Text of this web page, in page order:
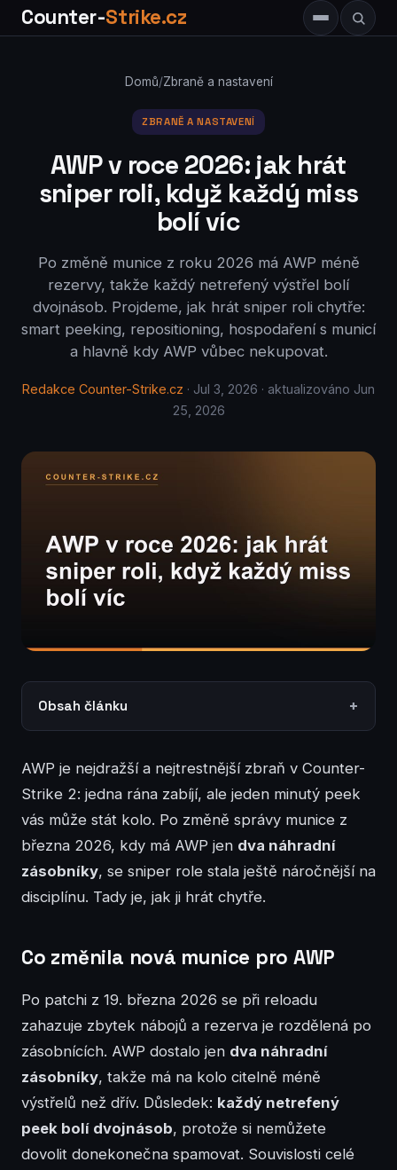
Counter-Strike.cz
Domů/Zbraně a nastavení
ZBRANĚ A NASTAVENÍ
AWP v roce 2026: jak hrát
sniper roli, když každý miss
bolí víc
Po změně munice z roku 2026 má AWP méně
rezervy, takže každý netrefený výstřel bolí
dvojnásob. Projdeme, jak hrát sniper roli chytře:
smart peeking, repositioning, hospodaření s municí
a hlavně kdy AWP vůbec nekupovat.
Redakce Counter-Strike.cz · Jul 3, 2026 · aktualizováno Jun
25, 2026
Obsah článku
AWP je nejdražší a nejtrestnější zbraň v Counter-
Strike 2: jedna rána zabíjí, ale jeden minutý peek
vás může stát kolo. Po změně správy munice z
března 2026, kdy má AWP jen dva náhradní
zásobníky, se sniper role stala ještě náročnější na
disciplínu. Tady je, jak ji hrát chytře.
Co změnila nová munice pro AWP
Po patchi z 19. března 2026 se při reloadu
zahazuje zbytek nábojů a rezerva je rozdělená po
zásobnících. AWP dostalo jen dva náhradní
zásobníky, takže má na kolo citelně méně
výstřelů než dřív. Důsledek: každý netrefený
peek bolí dvojnásob, protože si nemůžete
dovolit donekonečna spamovat. Souvislosti celé